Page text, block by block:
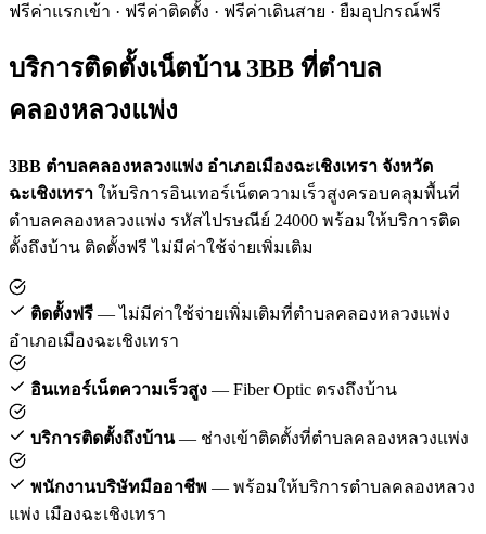
ฟรีค่าแรกเข้า · ฟรีค่าติดตั้ง · ฟรีค่าเดินสาย · ยืมอุปกรณ์ฟรี
บริการติดตั้งเน็ตบ้าน 3BB ที่ตำบล
คลองหลวงแพ่ง
3BB ตำบลคลองหลวงแพ่ง อำเภอเมืองฉะเชิงเทรา จังหวัด
ฉะเชิงเทรา ให้บริการอินเทอร์เน็ตความเร็วสูงครอบคลุมพื้นที่
ตำบลคลองหลวงแพ่ง รหัสไปรษณีย์ 24000 พร้อมให้บริการติด
ตั้งถึงบ้าน ติดตั้งฟรี ไม่มีค่าใช้จ่ายเพิ่มเติม
ติดตั้งฟรี — ไม่มีค่าใช้จ่ายเพิ่มเติมที่ตำบลคลองหลวงแพ่ง
อำเภอเมืองฉะเชิงเทรา
อินเทอร์เน็ตความเร็วสูง — Fiber Optic ตรงถึงบ้าน
บริการติดตั้งถึงบ้าน— ช่างเข้าติดตั้งที่ตำบลคลองหลวงแพ่ง
พนักงานบริษัทมืออาชีพ — พร้อมให้บริการตำบลคลองหลวง
แพ่ง เมืองฉะเชิงเทรา